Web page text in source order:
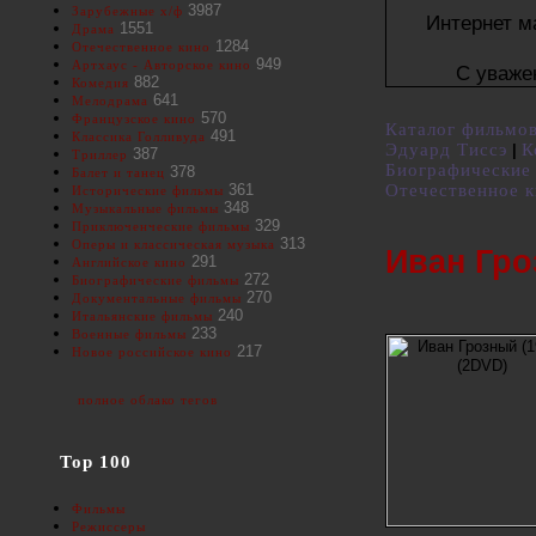
Интернет
С
Каталог
Эдуард Тиссэ
Отечественное
Иван
Зарубежные х/ф 3987
Драма 1551
Отечественное кино 1284
Артхаус - Авторское кино 949
Комедия 882
Мелодрама 641
Французское кино 570
Классика Голливуда 491
Триллер 387
Балет и танец 378
Исторические фильмы 361
Музыкальные фильмы 348
Приключенческие фильмы 329
Оперы и классическая музыка 313
Английское кино 291
Биографические фильмы 272
Документальные фильмы 270
Итальянские фильмы 240
Военные фильмы 233
Новое российское кино 217
полное облако тегов
Top 100
Фильмы
Режиссеры